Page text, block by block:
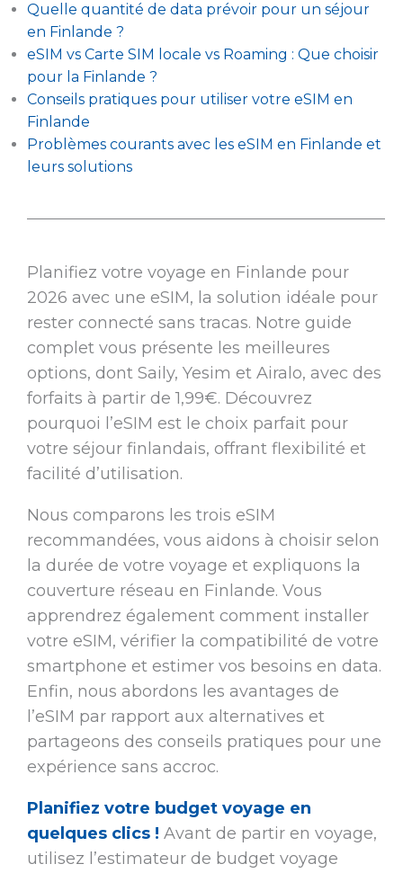
Quelle quantité de data prévoir pour un séjour
en Finlande ?
eSIM vs Carte SIM locale vs Roaming : Que choisir
pour la Finlande ?
Conseils pratiques pour utiliser votre eSIM en
Finlande
Problèmes courants avec les eSIM en Finlande et
leurs solutions
Planifiez votre voyage en Finlande pour
2026 avec une eSIM, la solution idéale pour
rester connecté sans tracas. Notre guide
complet vous présente les meilleures
options, dont Saily, Yesim et Airalo, avec des
forfaits à partir de 1,99€. Découvrez
pourquoi l’eSIM est le choix parfait pour
votre séjour finlandais, offrant flexibilité et
facilité d’utilisation.
Nous comparons les trois eSIM
recommandées, vous aidons à choisir selon
la durée de votre voyage et expliquons la
couverture réseau en Finlande. Vous
apprendrez également comment installer
votre eSIM, vérifier la compatibilité de votre
smartphone et estimer vos besoins en data.
Enfin, nous abordons les avantages de
l’eSIM par rapport aux alternatives et
partageons des conseils pratiques pour une
expérience sans accroc.
Planifiez votre budget voyage en
quelques clics ! Avant de partir en voyage,
utilisez l’estimateur de budget voyage